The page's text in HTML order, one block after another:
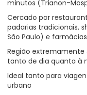
minutos (Trianon-
Cercado por
padarias tradicionais,
São Paulo) e farmácias
Região
tanto de dia quanto à
Ideal tanto para
urbano